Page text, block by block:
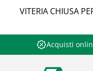
VITERIA CHIUSA
Acquisti